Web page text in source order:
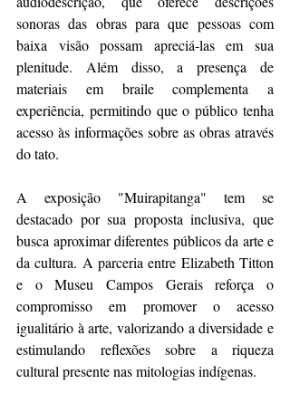
sonoras das obras para que pessoas com
baixa visão possam apreciá-las em sua
plenitude. Além disso, a presença de
materiais em braile complementa a
experiência, permitindo que o público tenha
acesso às informações sobre as obras através
do tato.
A exposição "Muirapitanga" tem se
destacado por sua proposta inclusiva, que
busca aproximar diferentes públicos da arte e
da cultura. A parceria entre Elizabeth Titton
e o Museu Campos Gerais reforça o
compromisso em promover o acesso
igualitário à arte, valorizando a diversidade e
estimulando reflexões sobre a riqueza
cultural presente nas mitologias indígenas.